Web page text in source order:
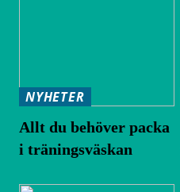
NYHETER
Allt du behöver packa
i träningsväskan